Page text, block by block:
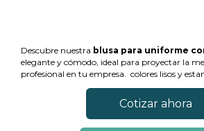
Descubre nuestra blusa para uniforme
elegante y cómodo, ideal para proyectar la
profesional en tu empresa. colores lisos y
Cotizar ahora